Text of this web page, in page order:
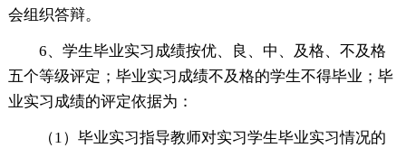
会组织答辩。
6、学生毕业实习成绩按优、良、中、及格、不及格
五个等级评定；毕业实习成绩不及格的学生不得毕业；毕
业实习成绩的评定依据为：
（1）毕业实习指导教师对实习学生毕业实习情况的